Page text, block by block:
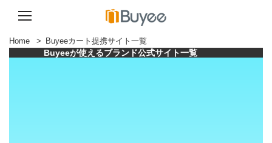
ン
Home > Buyeeカート提携サイト一覧
Buyeeが使えるブランド公式サイト一覧